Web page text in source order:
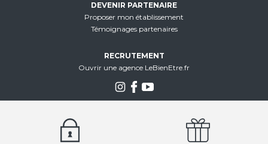
DEVENIR PARTENAIRE
Proposer mon établissement
Témoignages partenaires
RECRUTEMENT
Ouvrir une agence LeBienEtre.fr